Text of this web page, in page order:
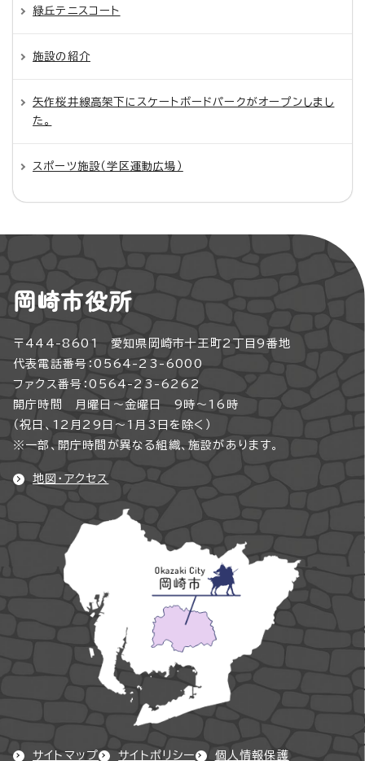
緑丘テニスコート
施設の紹介
矢作桜井線高架下にスケートボードパークがオープンしまし
た。
スポーツ施設（学区運動広場）
岡崎市役所
〒444-8601 愛知県岡崎市十王町2丁目9番地
代表電話番号：0564-23-6000
ファクス番号：0564-23-6262
開庁時間 月曜日～金曜日 9時～16時
（祝日、12月29日～1月3日を除く）
※一部、開庁時間が異なる組織、施設があります。
地図・アクセス
サイトマップ サイトポリシー 個人情報保護